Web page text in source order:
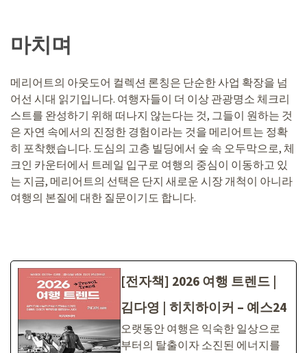
마치며
메리어트의 아웃도어 컬렉션 론칭은 단순한 사업 확장을 넘
어선 시대 읽기입니다. 여행자들이 더 이상 관광명소 체크리
스트를 완성하기 위해 떠나지 않는다는 것, 그들이 원하는 것
은 자연 속에서의 진정한 경험이라는 것을 메리어트는 정확
히 포착했습니다. 도심의 고층 빌딩에서 숲 속 오두막으로, 체
크인 카운터에서 트레일 입구로 여행의 중심이 이동하고 있
는 지금, 메리어트의 선택은 단지 새로운 시장 개척이 아니라
여행의 본질에 대한 질문이기도 합니다.
[전자책] 2026 여행 트렌드 |
김다영 | 히치하이커 – 예스24
오랫동안 여행은 익숙한 일상으로
부터의 탈출이자 소진된 에너지를